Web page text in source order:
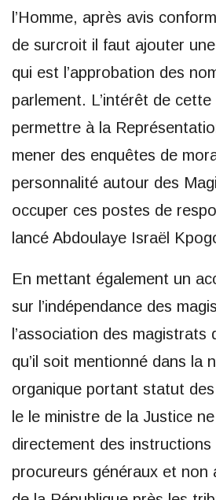
l’Homme, après avis
de surcroit il faut ajouter
qui est l’approbation des
parlement. L’intérêt de
permettre à la
mener des enquêtes de
personnalité autour des
occuper ces postes de
lancé Abdoulaye Israël
En mettant également un
sur l’indépendance des
l’association des magistrats
qu’il soit mentionné dans la
organique portant statut
le le ministre de la Justice
directement des instructions
procureurs généraux et non